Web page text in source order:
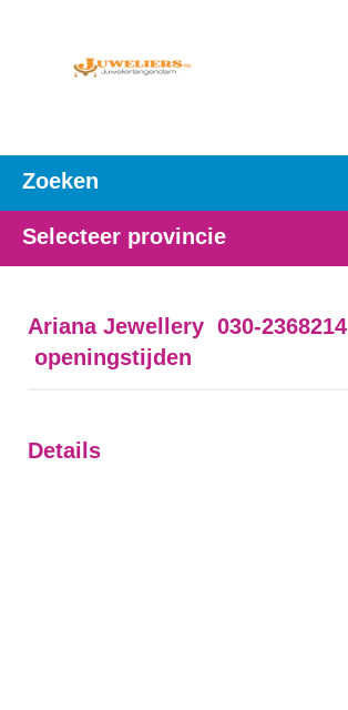
Zoeken
Selecteer provincie
Ariana Jewellery 030-2368214
openingstijden
Details